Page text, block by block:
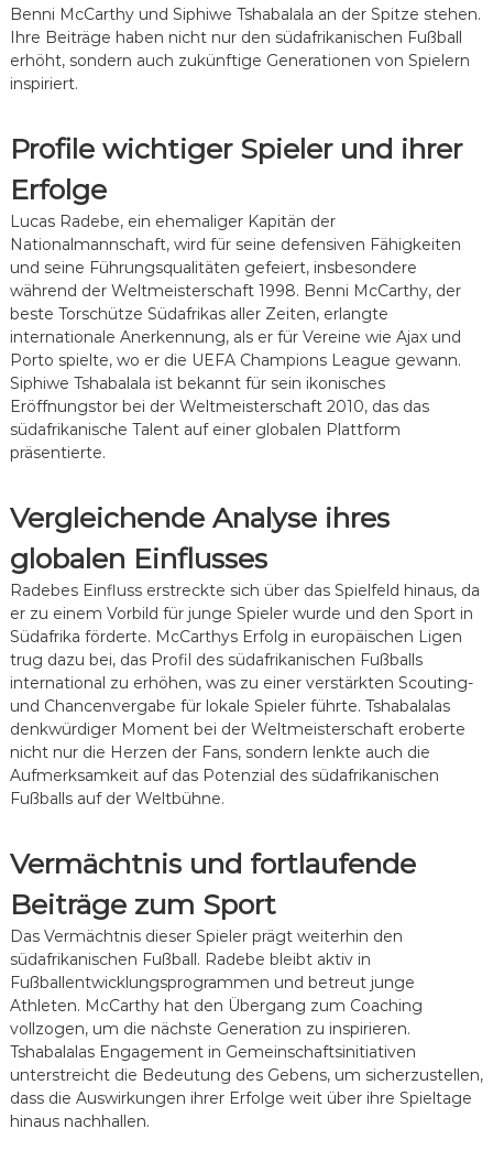
Benni McCarthy und Siphiwe Tshabalala an der Spitze stehen.
Ihre Beiträge haben nicht nur den südafrikanischen Fußball
erhöht, sondern auch zukünftige Generationen von Spielern
inspiriert.
Profile wichtiger Spieler und ihrer
Erfolge
Lucas Radebe, ein ehemaliger Kapitän der
Nationalmannschaft, wird für seine defensiven Fähigkeiten
und seine Führungsqualitäten gefeiert, insbesondere
während der Weltmeisterschaft 1998. Benni McCarthy, der
beste Torschütze Südafrikas aller Zeiten, erlangte
internationale Anerkennung, als er für Vereine wie Ajax und
Porto spielte, wo er die UEFA Champions League gewann.
Siphiwe Tshabalala ist bekannt für sein ikonisches
Eröffnungstor bei der Weltmeisterschaft 2010, das das
südafrikanische Talent auf einer globalen Plattform
präsentierte.
Vergleichende Analyse ihres
globalen Einflusses
Radebes Einfluss erstreckte sich über das Spielfeld hinaus, da
er zu einem Vorbild für junge Spieler wurde und den Sport in
Südafrika förderte. McCarthys Erfolg in europäischen Ligen
trug dazu bei, das Profil des südafrikanischen Fußballs
international zu erhöhen, was zu einer verstärkten Scouting-
und Chancenvergabe für lokale Spieler führte. Tshabalalas
denkwürdiger Moment bei der Weltmeisterschaft eroberte
nicht nur die Herzen der Fans, sondern lenkte auch die
Aufmerksamkeit auf das Potenzial des südafrikanischen
Fußballs auf der Weltbühne.
Vermächtnis und fortlaufende
Beiträge zum Sport
Das Vermächtnis dieser Spieler prägt weiterhin den
südafrikanischen Fußball. Radebe bleibt aktiv in
Fußballentwicklungsprogrammen und betreut junge
Athleten. McCarthy hat den Übergang zum Coaching
vollzogen, um die nächste Generation zu inspirieren.
Tshabalalas Engagement in Gemeinschaftsinitiativen
unterstreicht die Bedeutung des Gebens, um sicherzustellen,
dass die Auswirkungen ihrer Erfolge weit über ihre Spieltage
hinaus nachhallen.